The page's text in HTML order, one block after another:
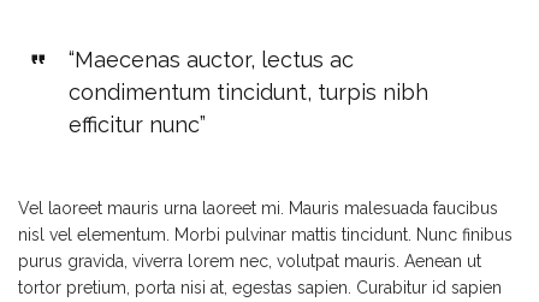
“Maecenas auctor, lectus ac
condimentum tincidunt, turpis nibh
efficitur nunc”
Vel laoreet mauris urna laoreet mi. Mauris malesuada faucibus
nisl vel elementum. Morbi pulvinar mattis tincidunt. Nunc finibus
purus gravida, viverra lorem nec, volutpat mauris. Aenean ut
tortor pretium, porta nisi at, egestas sapien. Curabitur id sapien